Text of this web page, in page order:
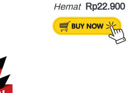
Hemat Rp22.900